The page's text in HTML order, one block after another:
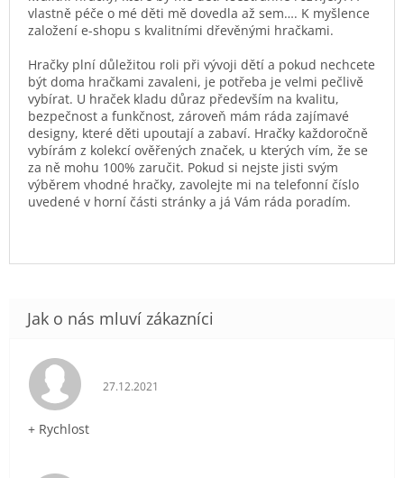
vlastně péče o mé děti mě dovedla až sem…. K myšlence
založení e-shopu s kvalitními dřevěnými hračkami.
Hračky plní důležitou roli při vývoji dětí a pokud nechcete
být doma hračkami zavaleni, je potřeba je velmi pečlivě
vybírat. U hraček kladu důraz především na kvalitu,
bezpečnost a funkčnost, zároveň mám ráda zajímavé
designy, které děti upoutají a zabaví. Hračky každoročně
vybírám z kolekcí ověřených značek, u kterých vím, že se
za ně mohu 100% zaručit. Pokud si nejste jisti svým
výběrem vhodné hračky, zavolejte mi na telefonní číslo
uvedené v horní části stránky a já Vám ráda poradím.
Hodnocení obchodu je 5 z 5 hvězdiček.
27.12.2021
+ Rychlost